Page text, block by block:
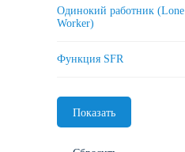
Одинокий работник (Lone
Worker)
Функция SFR